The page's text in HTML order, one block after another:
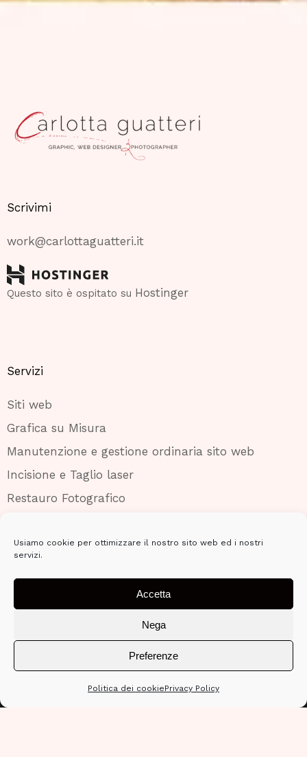
Usiamo cookie per ottimizzare il nostro sito web ed i nostri
servizi.
Accetta
Nega
Preferenze
Politica dei cookiePrivacy Policy
Scrivimi
work@carlottaguatteri.it
Questo sito è ospitato su Hostinger
Servizi
Siti web
Grafica su Misura
Manutenzione e gestione ordinaria sito web
Incisione e Taglio laser
Restauro Fotografico